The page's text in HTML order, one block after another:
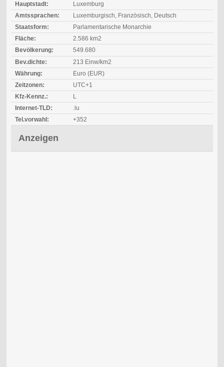
Hauptstadt:
Luxemburg
Amtssprachen:
Luxemburgisch, Französisch, Deutsch
Staatsform:
Parlamentarische Monarchie
Fläche:
2.586 km2
Bevölkerung:
549.680
Bev.dichte:
213 Einw/km2
Währung:
Euro (EUR)
Zeitzonen:
UTC+1
Kfz-Kennz.:
L
Internet-TLD:
.lu
Tel.vorwahl:
+352
Anzeigen